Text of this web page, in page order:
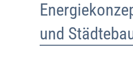
Energiekonzept
und